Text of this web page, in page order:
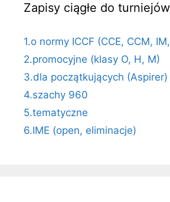
Zapisy ciągłe do turniejów
1.o normy ICCF (CCE, CCM,
2.promocyjne (klasy O, H, M)
3.dla początkujących (Aspirer)
4.szachy 960
5.tematyczne
6.IME (open, eliminacje)